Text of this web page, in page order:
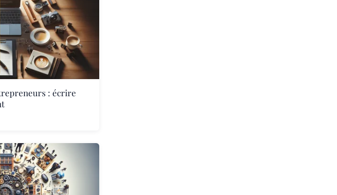
: écrire